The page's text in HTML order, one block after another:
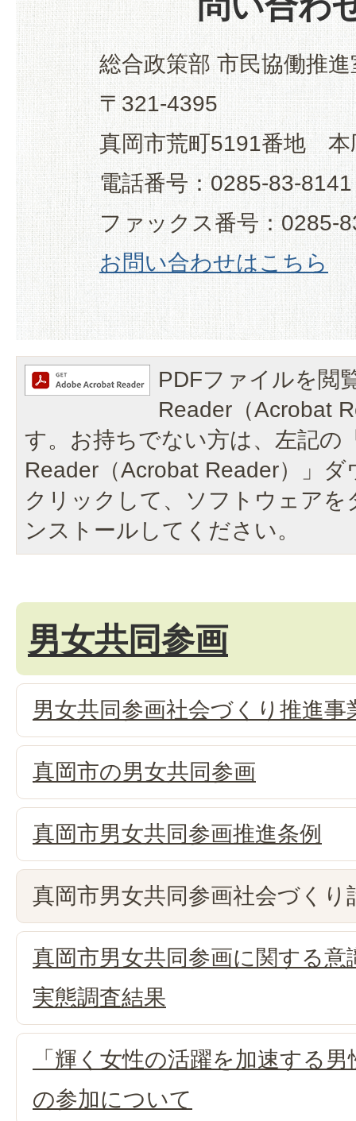
総合政策部 市民協働推進
〒321-4395
真岡市荒町5191番地 本
電話番号：0285-83-8141
ファックス番号：0285-
お問い合わせはこちら
PDFファイルを閲
Reader（Acrobat
す。お持ちでない方は、左記の
Reader（Acrobat Reader）」
クリックして、ソフトウェア
ンストールしてください。
男女共同参画
男女共同参画社会づくり推進事
真岡市の男女共同参画
真岡市男女共同参画推進条例
真岡市男女共同参画社会づくり
真岡市男女共同参画に関する
実態調査結果
「輝く女性の活躍を加速する
の参加について